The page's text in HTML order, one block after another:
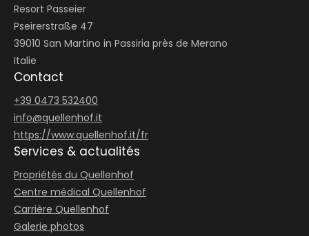
Resort Passeier
Pseirerstraße 47
39010 San Martino in Passiria près de Merano
Italie
Contact
+39 0473 532400
info@quellenhof.it
https://www.quellenhof.it/fr
Services & actualités
Propriétés du Quellenhof
Centre médical Quellenhof
Carrière Quellenhof
Galerie photos